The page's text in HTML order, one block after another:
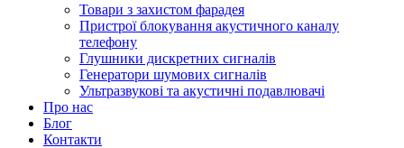
Товари з захистом фарадея
Пристрої блокування акустичного каналу
телефону
Глушники дискретних сигналів
Генератори шумових сигналів
Ультразвукові та акустичні подавлювачі
Про нас
Блог
Контакти